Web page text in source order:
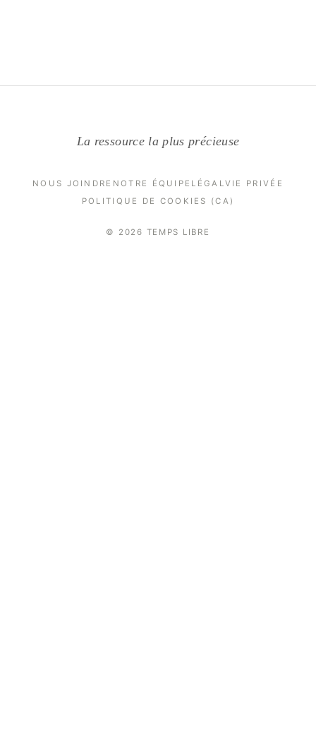
La ressource la plus précieuse
NOUS JOINDRE NOTRE ÉQUIPE LÉGALVIE PRIVÉE
POLITIQUE DE COOKIES (CA)
© 2026 TEMPS LIBRE